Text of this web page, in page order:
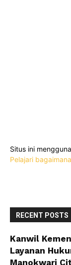
Situs ini
Pelajari
RECENT POSTS
Kanwil
Layanan
Manokwari